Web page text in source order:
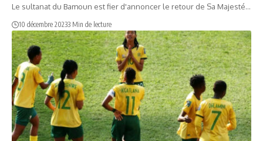
Le sultanat du Bamoun est fier d'annoncer le retour de Sa Majesté…
10 décembre 20233 Min de lecture